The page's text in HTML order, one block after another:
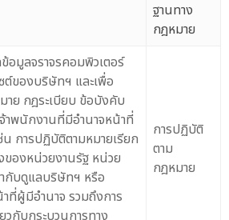
ฐานทาง
กฎหมาย
อมูลจราจรคอมพิวเตอร์
ต์ของบริษัทฯ และเพื่อ
ย กฎระเบียบ ข้อบังคับ
าพนักงานที่มีอำนาจหน้าที่
การปฏิบัติตามหมายเรียก
ของหน่วยงานรัฐ หน่วย
กับดูแลบริษัทฯ หรือ
ที่ผู้มีอำนาจ รวมถึงการ
วกับกระบวนการทาง
การปฏิบัติ
ตาม
กฎหมาย